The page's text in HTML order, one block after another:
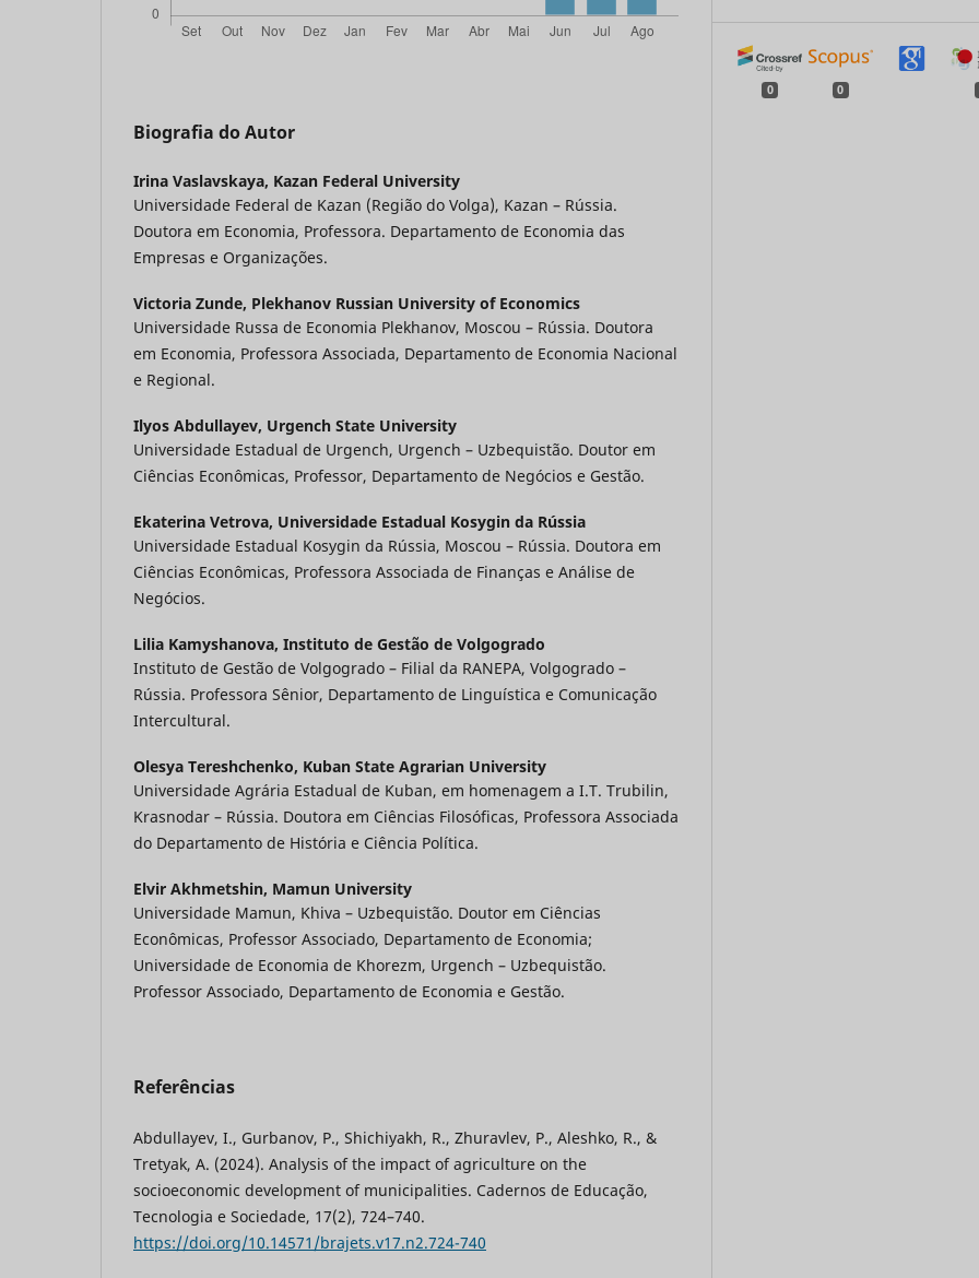
Biografia do Autor
Irina Vaslavskaya, Kazan Federal University
Universidade Federal de Kazan (Região do Volga), Kazan – Rússia.
Doutora em Economia, Professora. Departamento de Economia das
Empresas e Organizações.
Victoria Zunde, Plekhanov Russian University of Economics
Universidade Russa de Economia Plekhanov, Moscou – Rússia. Doutora
em Economia, Professora Associada, Departamento de Economia Nacional
e Regional.
Ilyos Abdullayev, Urgench State University
Universidade Estadual de Urgench, Urgench – Uzbequistão. Doutor em
Ciências Econômicas, Professor, Departamento de Negócios e Gestão.
Ekaterina Vetrova, Universidade Estadual Kosygin da Rússia
Universidade Estadual Kosygin da Rússia, Moscou – Rússia. Doutora em
Ciências Econômicas, Professora Associada de Finanças e Análise de
Negócios.
Lilia Kamyshanova, Instituto de Gestão de Volgogrado
Instituto de Gestão de Volgogrado – Filial da RANEPA, Volgogrado –
Rússia. Professora Sênior, Departamento de Linguística e Comunicação
Intercultural.
Olesya Тereshchenko, Kuban State Agrarian University
Universidade Agrária Estadual de Kuban, em homenagem a I.T. Trubilin,
Krasnodar – Rússia. Doutora em Ciências Filosóficas, Professora Associada
do Departamento de História e Ciência Política.
Elvir Akhmetshin, Mamun University
Universidade Mamun, Khiva – Uzbequistão. Doutor em Ciências
Econômicas, Professor Associado, Departamento de Economia;
Universidade de Economia de Khorezm, Urgench – Uzbequistão.
Professor Associado, Departamento de Economia e Gestão.
Referências
Abdullayev, I., Gurbanov, P., Shichiyakh, R., Zhuravlev, P., Aleshko, R., &
Tretyak, A. (2024). Analysis of the impact of agriculture on the
socioeconomic development of municipalities. Cadernos de Educação,
Tecnologia e Sociedade, 17(2), 724–740.
https://doi.org/10.14571/brajets.v17.n2.724-740
0 0